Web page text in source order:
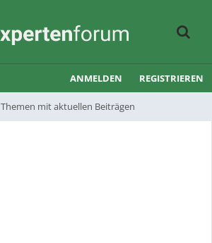
Themen mit aktuellen Beiträgen
ANMELDEN REGISTRIEREN